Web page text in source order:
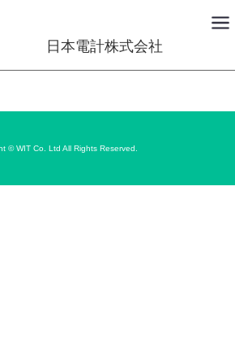
日本電計株式会社
© WIT Co. Ltd All Rights Reserved.